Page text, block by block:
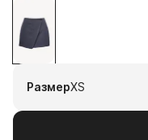
3 250⁠ ⁠₽
без переплат и
авг
РазмерXS